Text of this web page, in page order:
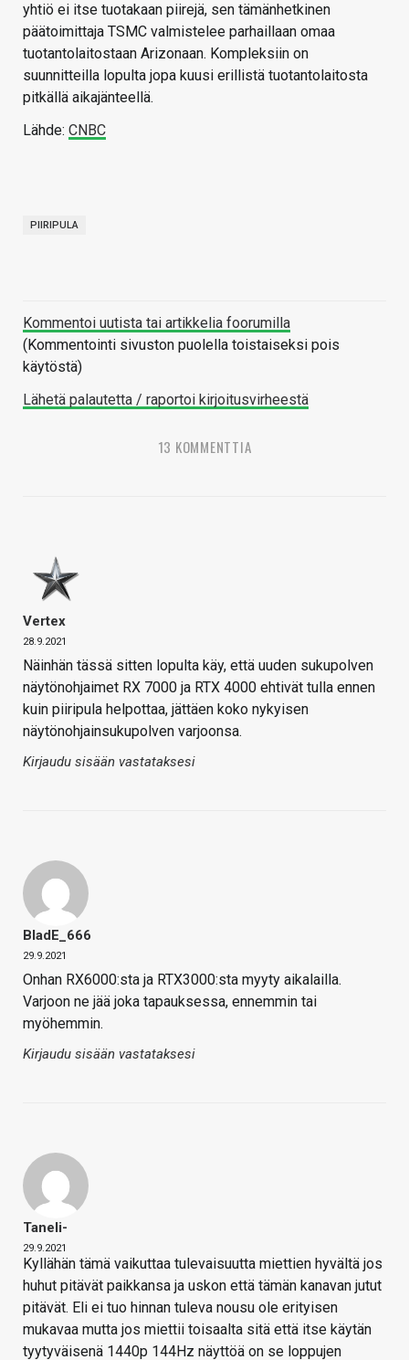
yhtiö ei itse tuotakaan piirejä, sen tämänhetkinen
päätoimittaja TSMC valmistelee parhaillaan omaa
tuotantolaitostaan Arizonaan. Kompleksiin on
suunnitteilla lopulta jopa kuusi erillistä tuotantolaitosta
pitkällä aikajänteellä.
Lähde: CNBC
PIIRIPULA
Kommentoi uutista tai artikkelia foorumilla
(Kommentointi sivuston puolella toistaiseksi pois
käytöstä)
Lähetä palautetta / raportoi kirjoitusvirheestä
13 KOMMENTTIA
Vertex
28.9.2021
Näinhän tässä sitten lopulta käy, että uuden sukupolven
näytönohjaimet RX 7000 ja RTX 4000 ehtivät tulla ennen
kuin piiripula helpottaa, jättäen koko nykyisen
näytönohjainsukupolven varjoonsa.
Kirjaudu sisään vastataksesi
BladE_666
29.9.2021
Onhan RX6000:sta ja RTX3000:sta myyty aikalailla.
Varjoon ne jää joka tapauksessa, ennemmin tai
myöhemmin.
Kirjaudu sisään vastataksesi
Taneli-
29.9.2021
Kyllähän tämä vaikuttaa tulevaisuutta miettien hyvältä jos
huhut pitävät paikkansa ja uskon että tämän kanavan jutut
pitävät. Eli ei tuo hinnan tuleva nousu ole erityisen
mukavaa mutta jos miettii toisaalta sitä että itse käytän
tyytyväisenä 1440p 144Hz näyttöä on se loppujen